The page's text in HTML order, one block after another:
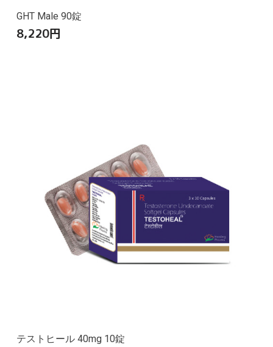
GHT Male 90錠
8,220円
テストヒール 40mg 10錠